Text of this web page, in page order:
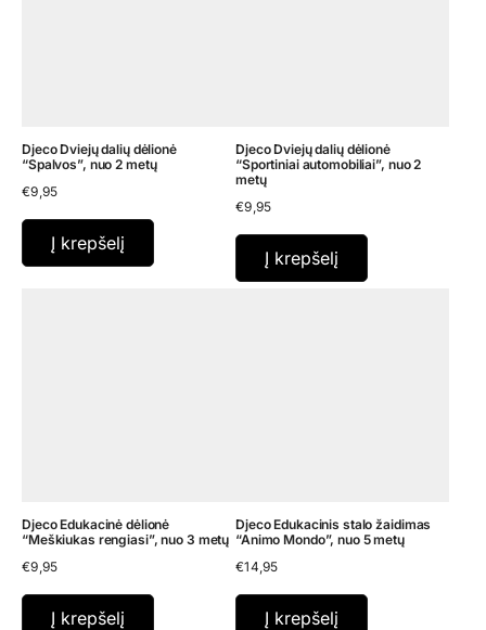
Djeco Dviejų dalių dėlionė
“Spalvos”, nuo 2 metų
€9,95
Į krepšelį
Djeco Dviejų dalių dėlionė
“Sportiniai automobiliai”, nuo 2
metų
€9,95
Į krepšelį
Djeco Edukacinė dėlionė
“Meškiukas rengiasi”, nuo 3 metų
€9,95
Į krepšelį
Djeco Edukacinis stalo žaidimas
“Animo Mondo”, nuo 5 metų
€14,95
Į krepšelį